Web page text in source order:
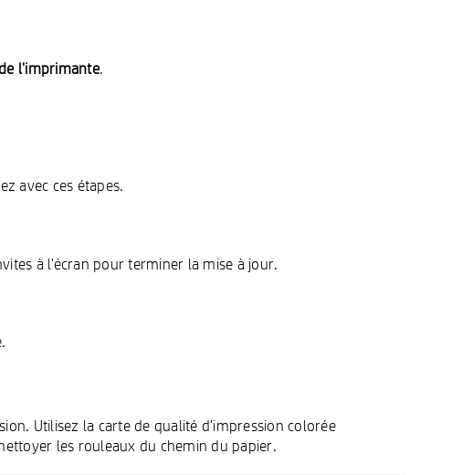
l'imprimante.
avec ces étapes.
à l'écran pour terminer la mise à jour.
Utilisez la carte de qualité d'impression colorée
les rouleaux du chemin du papier.